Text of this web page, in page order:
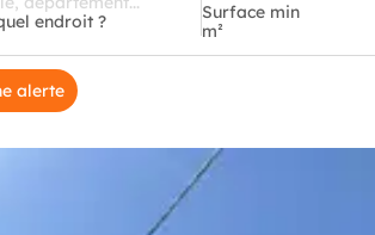
endroit ?
Surface min
m²
alerte